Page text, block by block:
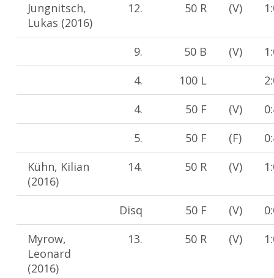
Jungnitsch,
Lukas (2016)
12. 50 R (V)
9. 50 B (V)
4.
100 L
4.
50 F (V)
5.
50 F (F)
Kühn, Kilian
(2016)
14. 50 R (V)
Disq 50 F (V)
Myrow,
Leonard
(2016)
13. 50 R (V)